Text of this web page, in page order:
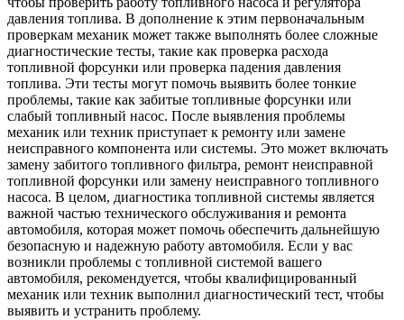
давления топлива. В дополнение к этим первоначальным
проверкам механик может также выполнять более сложные
диагностические тесты, такие как проверка расхода
топливной форсунки или проверка падения давления
топлива. Эти тесты могут помочь выявить более тонкие
проблемы, такие как забитые топливные форсунки или
слабый топливный насос. После выявления проблемы
механик или техник приступает к ремонту или замене
неисправного компонента или системы. Это может включать
замену забитого топливного фильтра, ремонт неисправной
топливной форсунки или замену неисправного топливного
насоса. В целом, диагностика топливной системы является
важной частью технического обслуживания и ремонта
автомобиля, которая может помочь обеспечить дальнейшую
безопасную и надежную работу автомобиля. Если у вас
возникли проблемы с топливной системой вашего
автомобиля, рекомендуется, чтобы квалифицированный
механик или техник выполнил диагностический тест, чтобы
выявить и устранить проблему.